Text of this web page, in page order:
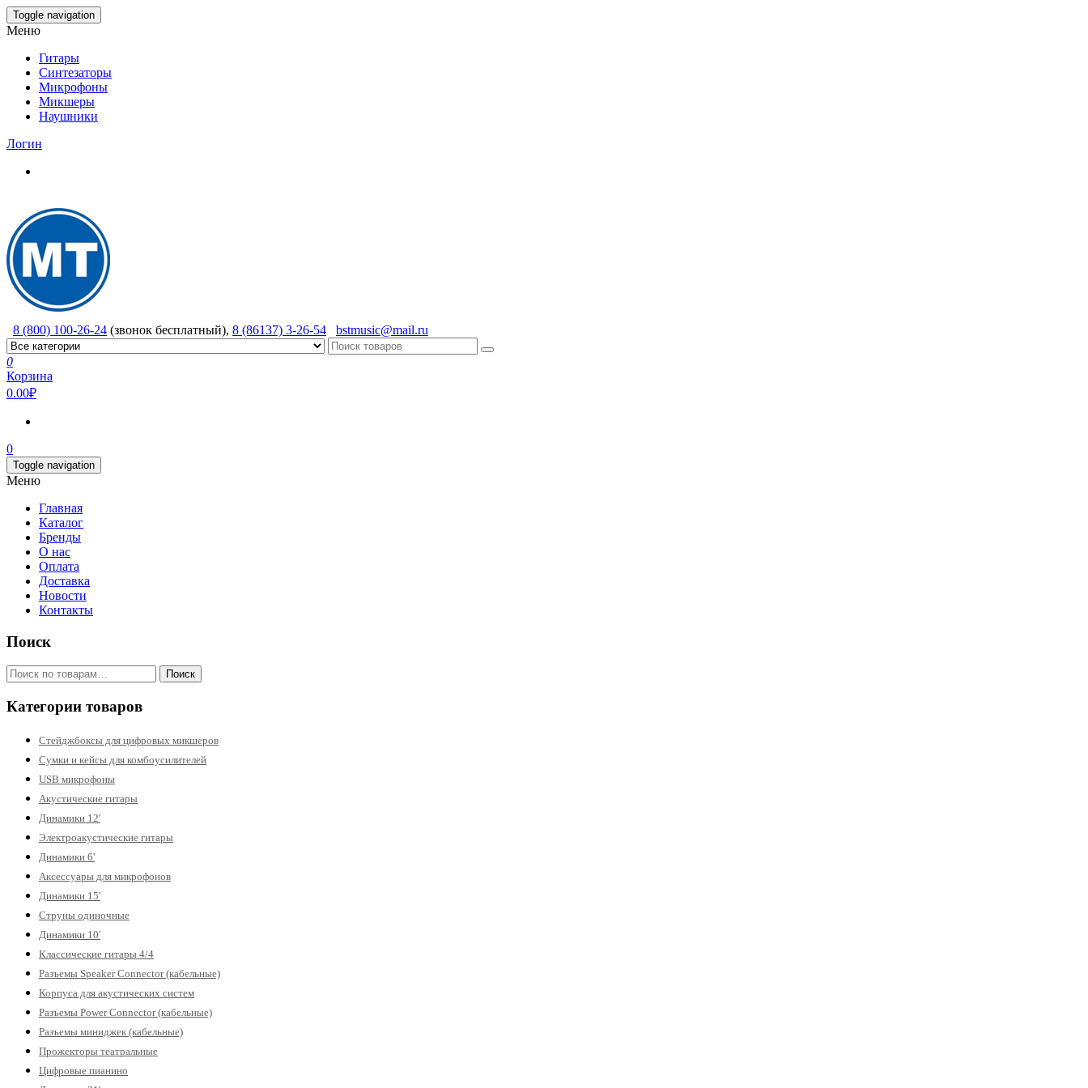
Skip
to
content
Toggle navigation
Меню
Гитары
Синтезаторы
Микрофоны
Микшеры
Наушники
Логин
8 (800) 100-26-24 (звонок бесплатный), 8 (86137) 3-26-54 bstmusic@mail.ru
0
Корзина
0.00₽
0
Toggle navigation
Меню
Главная
Каталог
Бренды
О нас
Оплата
Доставка
Новости
Контакты
Поиск
Искать: Поиск
Категории товаров
Стейджбоксы для цифровых микшеров
Сумки и кейсы для комбоусилителей
USB микрофоны
Акустические гитары
Динамики 12'
Электроакустические гитары
Динамики 6'
Аксессуары для микрофонов
Динамики 15'
Струны одиночные
Динамики 10'
Классические гитары 4/4
Разъемы Speaker Connector (кабельные)
Корпуса для акустических систем
Разъемы Power Connector (кабельные)
Разъемы миниджек (кабельные)
Прожекторы театральные
Цифровые пианино